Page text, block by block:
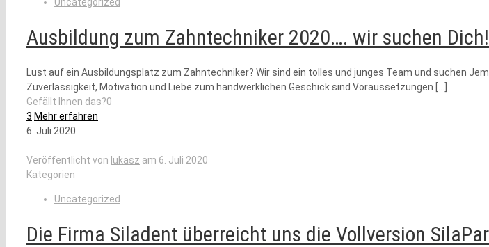
Ausbildung zum Zahntechniker 2020…. wir suchen Dich!
Lust auf ein Ausbildungsplatz zum Zahntechniker? Wir sind ein tolles und junges Team und suchen
Zuverlässigkeit, Motivation und Liebe zum handwerklichen Geschick sind Voraussetzungen
Gefällt Ihnen das?0
3 Mehr erfahren
6. Juli 2020
Veröffentlicht von lukasz am 6. Juli 2020
Kategorien
Uncategorized
Die Firma Siladent überreicht uns die Vollversion